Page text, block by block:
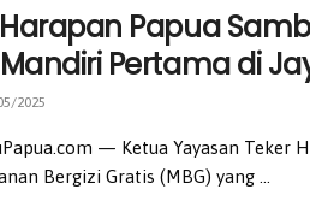
Papua
Pertama di
2025
— Ketua Yayasan
Bergizi Gratis (MBG) yang ...